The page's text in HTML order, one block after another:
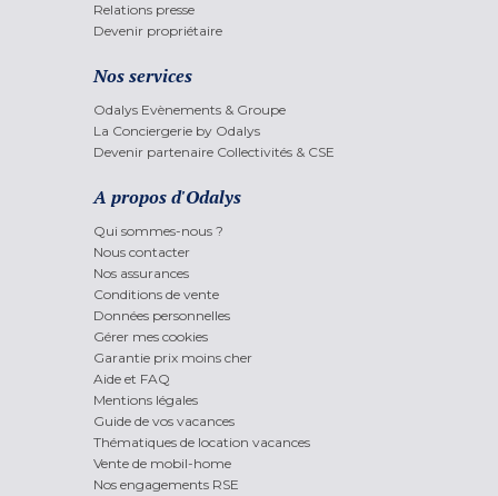
Relations presse
Devenir propriétaire
Nos services
Odalys Evènements & Groupe
La Conciergerie by Odalys
Devenir partenaire Collectivités & CSE
A propos d'Odalys
Qui sommes-nous ?
Nous contacter
Nos assurances
Conditions de vente
Données personnelles
Gérer mes cookies
Garantie prix moins cher
Aide et FAQ
Mentions légales
Guide de vos vacances
Thématiques de location vacances
Vente de mobil-home
Nos engagements RSE